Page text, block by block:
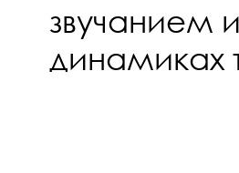
звучанием
динамиках